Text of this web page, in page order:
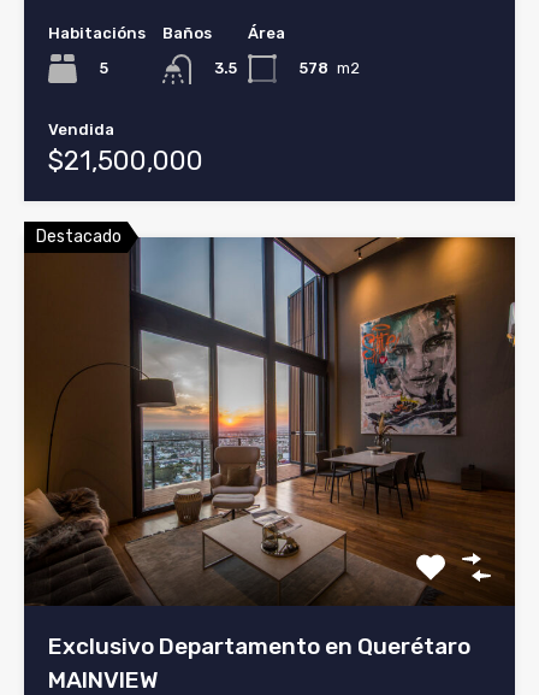
Habitacións
5
Baños
3.5
Área
578 m2
Vendida
$21,500,000
Destacado
Exclusivo Departamento en Querétaro
MAINVIEW